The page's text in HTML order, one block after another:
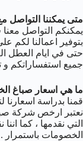
متى يمكننا التواصل
يمكنكم التواصل معنا
حتى في ايام العطل
جميع استفساراتكم و
ما هي اسعار صباغ
قمنا بدراسة
نعتبر ارخص شركة
التي نقدمها ، كما
الخصومات باستمرار .